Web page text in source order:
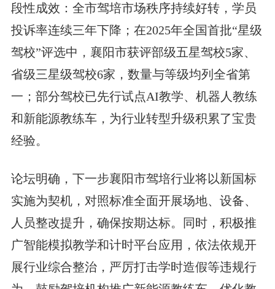
段性成效：全市驾培市场秩序持续好转，学员
投诉率连续三年下降；在2025年全国首批“星级
驾校”评选中，襄阳市获评部级五星驾校5家、
省级三星级驾校6家，数量与等级均列全省第
一；部分驾校已先行试点AI教学、机器人教练
和新能源教练车，为行业转型升级积累了宝贵
经验。
论坛明确，下一步襄阳市驾培行业将以新国标
实施为契机，对照标准全面开展场地、设备、
人员整改提升，确保按期达标。同时，积极推
广智能模拟教学和计时平台应用，依法依规开
展行业综合整治，严厉打击学时造假等违规行